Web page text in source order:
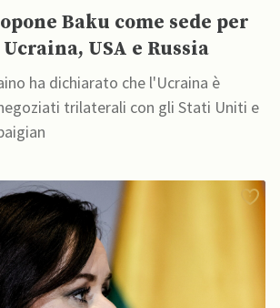
Baku come sede per
USA e Russia
ha dichiarato che l'Ucraina è
trilaterali con gli Stati Uniti e